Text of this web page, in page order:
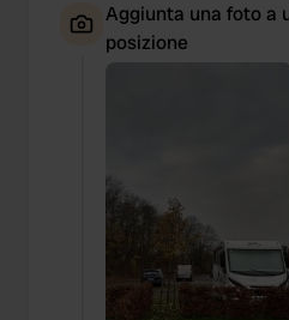
Aggiunta una foto a
posizione